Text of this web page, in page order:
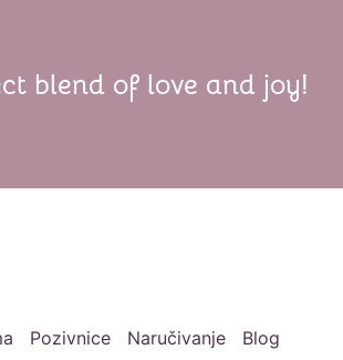
blend of love and joy!
Pozivnice Naručivanje
Blog